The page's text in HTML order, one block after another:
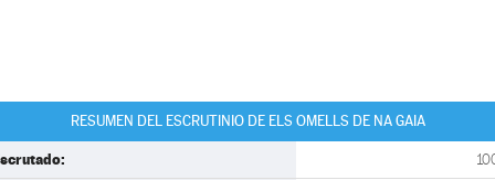
RESUMEN DEL ESCRUTINIO DE ELS OMELLS DE NA GAIA